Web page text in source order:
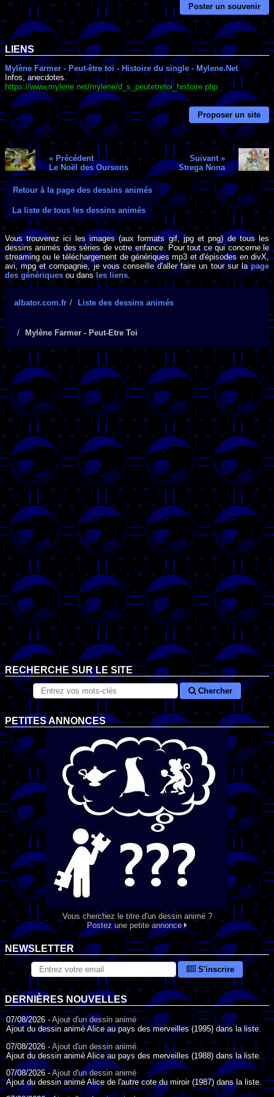
Poster un souvenir
LIENS
Mylène Farmer - Peut-être toi - Histoire du single - Mylene.Net
Infos, anecdotes.
https://www.mylene.net/mylene/d_s_peutetretoi_histoire.php
Proposer un site
« Précédent
Le Noël des Oursons
Suivant »
Strega Nona
Retour à la page des dessins animés
La liste de tous les dessins animés
Vous trouverez ici les images (aux formats gif, jpg et png) de tous les
dessins animés des séries de votre enfance. Pour tout ce qui concerne le
streaming ou le téléchargement de génériques mp3 et d'épisodes en divX,
avi, mpg et compagnie, je vous conseille d'aller faire un tour sur lapage
des génériques ou dansles liens
albator.com.fr Liste des dessins animés
Mylène Farmer - Peut-Etre Toi
RECHERCHE SUR LE SITE
Chercher
PETITES ANNONCES
Vous cherchez le titre d'un dessin animé ?
Postez une petite annonce
NEWSLETTER
S'inscrire
DERNIÈRES NOUVELLES
07/08/2026 - Ajout d'un dessin animé
Ajout du dessin animé Alice au pays des merveilles (1995) dans la liste.
07/08/2026 - Ajout d'un dessin animé
Ajout du dessin animé Alice au pays des merveilles (1988) dans la liste.
07/08/2026 -Ajout d'un dessin animé
Ajout du dessin animé Alice de l'autre cote du miroir (1987) dans la liste.